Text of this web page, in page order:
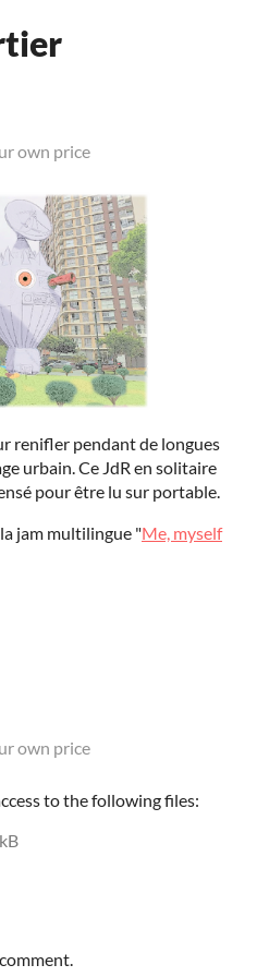
own price
renifler pendant de longues
urbain. Ce JdR en solitaire
pour être lu sur portable.
jam multilingue "Me, myself
own price
to the following files: